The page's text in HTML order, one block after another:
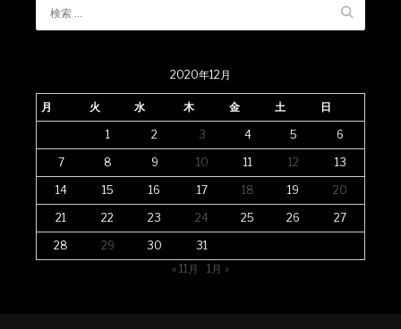
2020年12月
月 火 水 木 金 土 日
1 2 3 4 5 6
7 8 9 10 11 12 13
14 15 16 17 18 19 20
21 22 23 24 25 26 27
28 29 30
31
« 11月
1月 »